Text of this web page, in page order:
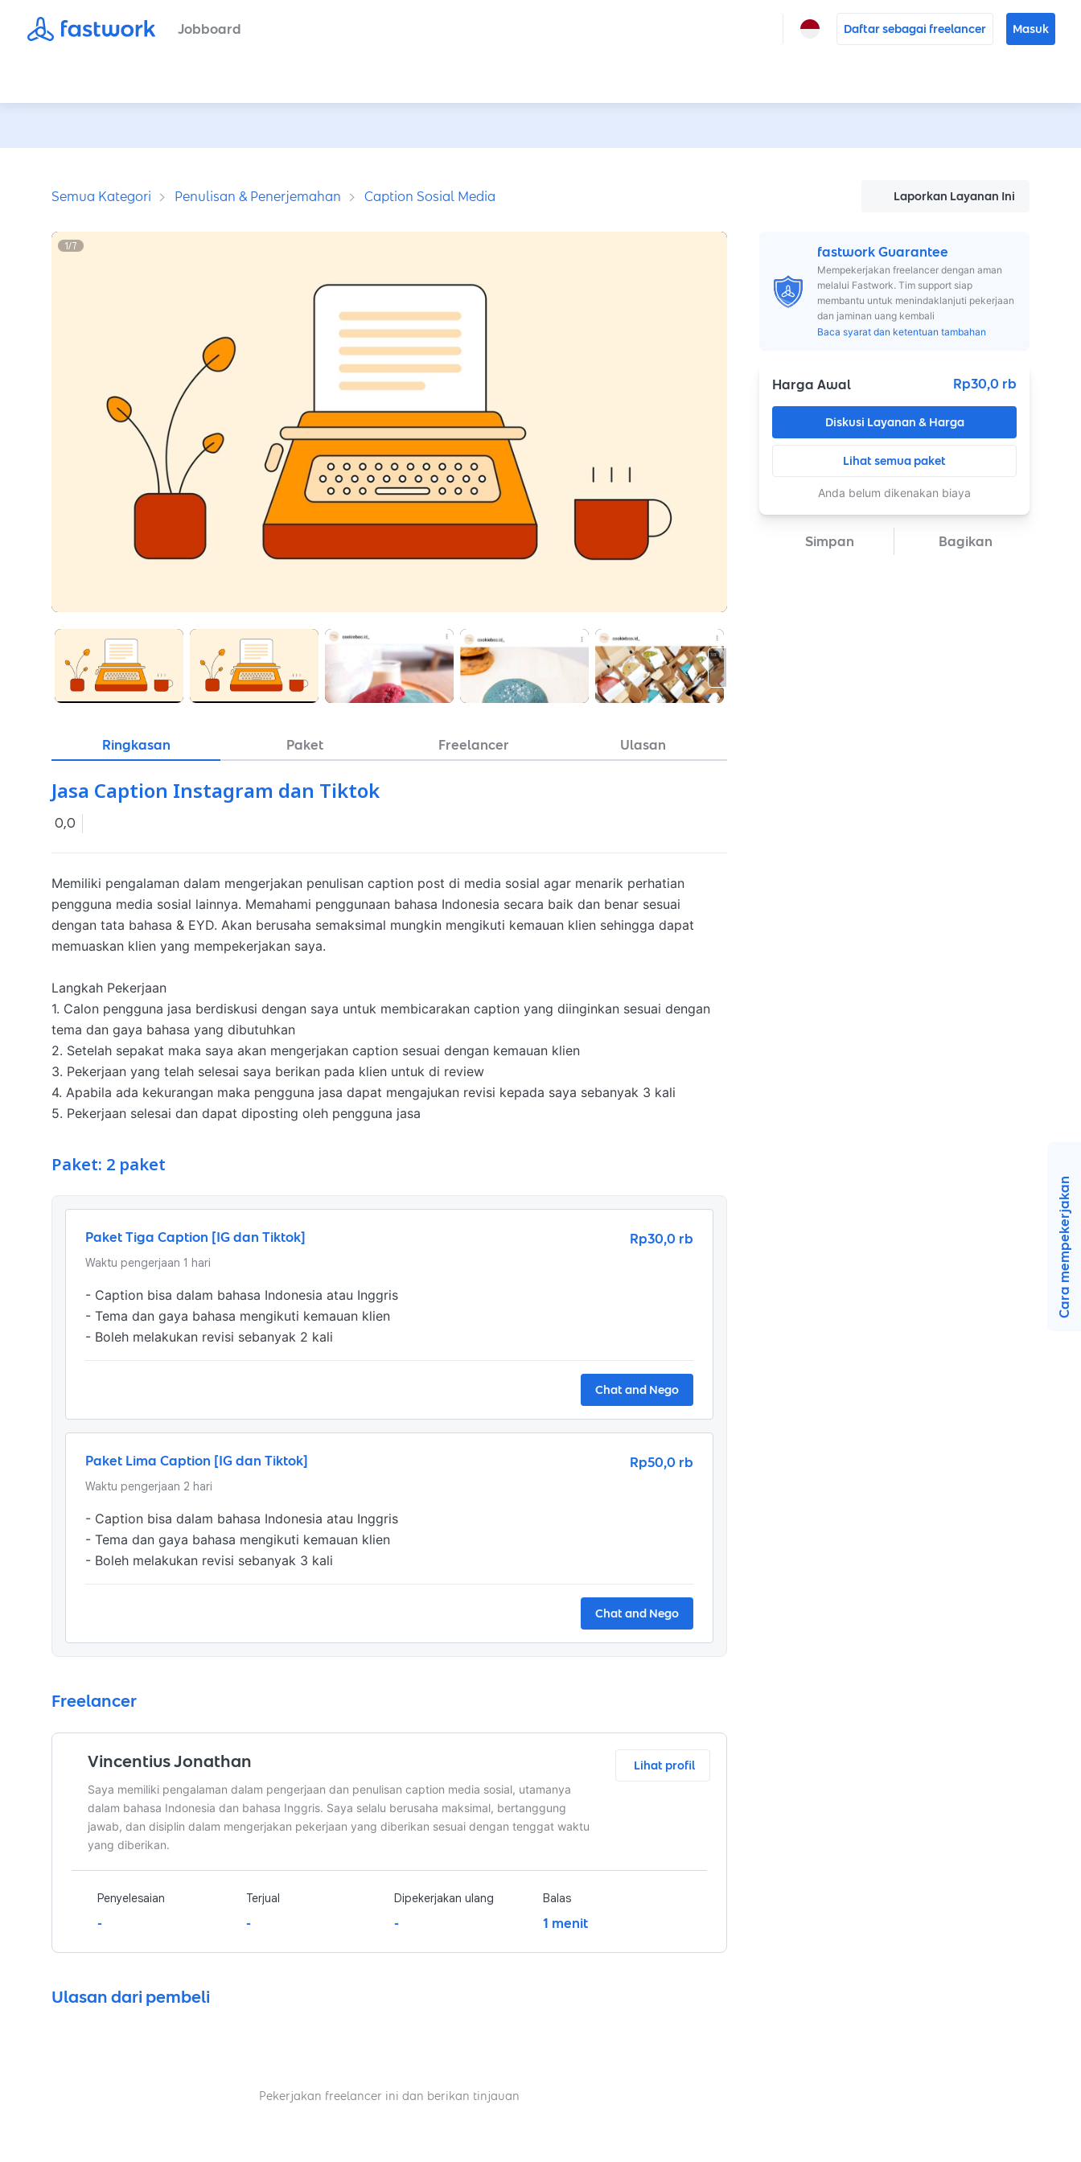
Jobboard Daftar sebagai freelancer Masuk
Semua Kategori Penulisan & Penerjemahan Caption Sosial Media Laporkan Layanan Ini
1/7
Ringkasan Paket Freelancer Ulasan
Jasa Caption Instagram dan Tiktok
0,0
Memiliki pengalaman dalam mengerjakan penulisan caption post di media sosial agar menarik perhatian
pengguna media sosial lainnya. Memahami penggunaan bahasa Indonesia secara baik dan benar sesuai
dengan tata bahasa & EYD. Akan berusaha semaksimal mungkin mengikuti kemauan klien sehingga dapat
memuaskan klien yang mempekerjakan saya.
Langkah Pekerjaan
1. Calon pengguna jasa berdiskusi dengan saya untuk membicarakan caption yang diinginkan sesuai dengan
tema dan gaya bahasa yang dibutuhkan
2. Setelah sepakat maka saya akan mengerjakan caption sesuai dengan kemauan klien
3. Pekerjaan yang telah selesai saya berikan pada klien untuk di review
4. Apabila ada kekurangan maka pengguna jasa dapat mengajukan revisi kepada saya sebanyak 3 kali
5. Pekerjaan selesai dan dapat diposting oleh pengguna jasa
Paket: 2 paket
Paket Tiga Caption [IG dan Tiktok] Rp30,0 rb
Waktu pengerjaan 1 hari
- Caption bisa dalam bahasa Indonesia atau Inggris
- Tema dan gaya bahasa mengikuti kemauan klien
- Boleh melakukan revisi sebanyak 2 kali
Chat and Nego
Paket Lima Caption [IG dan Tiktok] Rp50,0 rb
Waktu pengerjaan 2 hari
- Caption bisa dalam bahasa Indonesia atau Inggris
- Tema dan gaya bahasa mengikuti kemauan klien
- Boleh melakukan revisi sebanyak 3 kali
Chat and Nego
Freelancer
Vincentius Jonathan
Saya memiliki pengalaman dalam pengerjaan dan penulisan caption media sosial, utamanya
dalam bahasa Indonesia dan bahasa Inggris. Saya selalu berusaha maksimal, bertanggung
jawab, dan disiplin dalam mengerjakan pekerjaan yang diberikan sesuai dengan tenggat waktu
yang diberikan.
Lihat profil
Penyelesaian
-
Terjual
-
Dipekerjakan ulang
-
Balas
1 menit
Ulasan dari pembeli
Pekerjakan freelancer ini dan berikan tinjauan
fastwork Guarantee
Mempekerjakan freelancer dengan aman
melalui Fastwork. Tim support siap
membantu untuk menindaklanjuti pekerjaan
dan jaminan uang kembali
Baca syarat dan ketentuan tambahan
Harga Awal Rp30,0 rb
Diskusi Layanan & Harga
Lihat semua paket
Anda belum dikenakan biaya
Simpan Bagikan
Cara mempekerjakan